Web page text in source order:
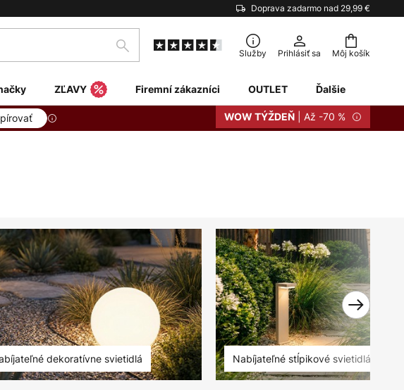
Doprava zadarmo nad 29,99 €
Môj košík
Hľadať Služby Prihlásiť sa
ZĽAVY Firemní zákazníci OUTLET Ďalšie
WOW TÝŽDEŇ | Až -70 %
dekoratívne svietidlá Nabíjateľné stĺpikové svietidlá